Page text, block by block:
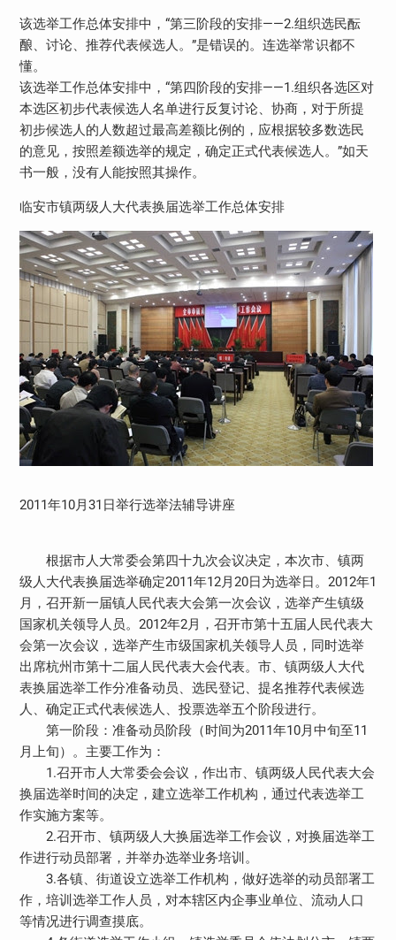
该选举工作总体安排中，“第三阶段的安排——2.组织选民酝
酿、讨论、推荐代表候选人。”是错误的。连选举常识都不
懂。
该选举工作总体安排中，“第四阶段的安排——1.组织各选区对
本选区初步代表候选人名单进行反复讨论、协商，对于所提
初步候选人的人数超过最高差额比例的，应根据较多数选民
的意见，按照差额选举的规定，确定正式代表候选人。”如天
书一般，没有人能按照其操作。
临安市镇两级人大代表换届选举工作总体安排
2011年10月31日举行选举法辅导讲座
根据市人大常委会第四十九次会议决定，本次市、镇两
级人大代表换届选举确定2011年12月20日为选举日。2012年1
月，召开新一届镇人民代表大会第一次会议，选举产生镇级
国家机关领导人员。2012年2月，召开市第十五届人民代表大
会第一次会议，选举产生市级国家机关领导人员，同时选举
出席杭州市第十二届人民代表大会代表。市、镇两级人大代
表换届选举工作分准备动员、选民登记、提名推荐代表候选
人、确定正式代表候选人、投票选举五个阶段进行。
第一阶段：准备动员阶段（时间为2011年10月中旬至11
月上旬）。主要工作为：
1.召开市人大常委会会议，作出市、镇两级人民代表大会
换届选举时间的决定，建立选举工作机构，通过代表选举工
作实施方案等。
2.召开市、镇两级人大换届选举工作会议，对换届选举工
作进行动员部署，并举办选举业务培训。
3.各镇、街道设立选举工作机构，做好选举的动员部署工
作，培训选举工作人员，对本辖区内企事业单位、流动人口
等情况进行调查摸底。